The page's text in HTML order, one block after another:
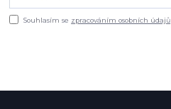
Souhlasím se zpracováním osobních údajů